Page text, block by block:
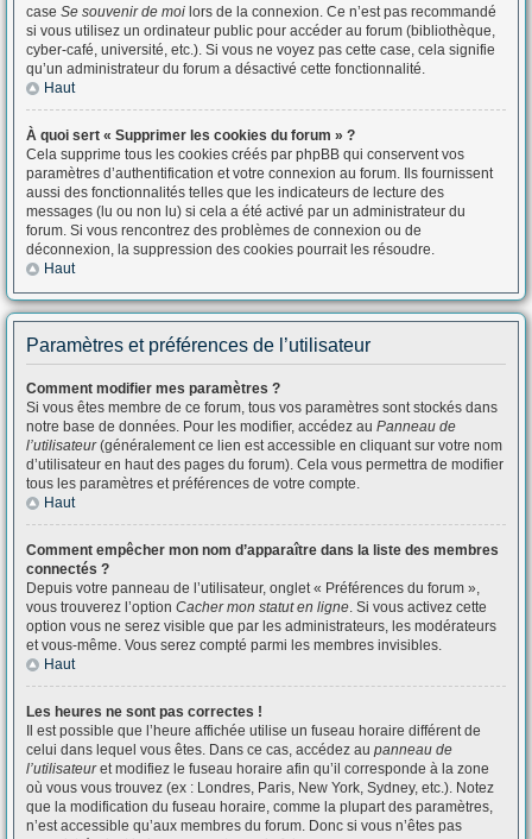
case Se souvenir de moi lors de la connexion. Ce n’est pas recommandé
si vous utilisez un ordinateur public pour accéder au forum (bibliothèque,
cyber-café, université, etc.). Si vous ne voyez pas cette case, cela signifie
qu’un administrateur du forum a désactivé cette fonctionnalité.
Haut
À quoi sert « Supprimer les cookies du forum » ?
Cela supprime tous les cookies créés par phpBB qui conservent vos
paramètres d’authentification et votre connexion au forum. Ils fournissent
aussi des fonctionnalités telles que les indicateurs de lecture des
messages (lu ou non lu) si cela a été activé par un administrateur du
forum. Si vous rencontrez des problèmes de connexion ou de
déconnexion, la suppression des cookies pourrait les résoudre.
Haut
Paramètres et préférences de l’utilisateur
Comment modifier mes paramètres ?
Si vous êtes membre de ce forum, tous vos paramètres sont stockés dans
notre base de données. Pour les modifier, accédez au Panneau de
l’utilisateur(généralement ce lien est accessible en cliquant sur votre nom
d’utilisateur en haut des pages du forum). Cela vous permettra de modifier
tous les paramètres et préférences de votre compte.
Haut
Comment empêcher mon nom d’apparaître dans la liste des membres
connectés ?
Depuis votre panneau de l’utilisateur, onglet « Préférences du forum »,
vous trouverez l’option Cacher mon statut en ligne. Si vous activez cette
option vous ne serez visible que par les administrateurs, les modérateurs
et vous-même. Vous serez compté parmi les membres invisibles.
Haut
Les heures ne sont pas correctes !
Il est possible que l’heure affichée utilise un fuseau horaire différent de
celui dans lequel vous êtes. Dans ce cas, accédez au panneau de
l’utilisateuret modifiez le fuseau horaire afin qu’il corresponde à la zone
où vous vous trouvez (ex : Londres, Paris, New York, Sydney, etc.). Notez
que la modification du fuseau horaire, comme la plupart des paramètres,
n’est accessible qu’aux membres du forum. Donc si vous n’êtes pas